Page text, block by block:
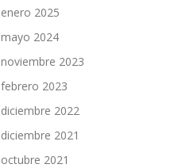
enero 2025
mayo 2024
noviembre 2023
febrero 2023
diciembre 2022
diciembre 2021
octubre 2021